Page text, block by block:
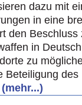
dazu mit
in eine
den
in
zu
Beteiligung
(mehr...)